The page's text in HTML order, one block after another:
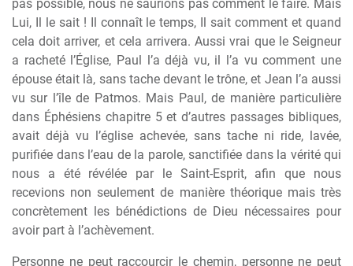
pas possible, nous ne saurions pas comment le faire. Mais
Lui, Il le sait ! Il connaît le temps, Il sait comment et quand
cela doit arriver, et cela arrivera. Aussi vrai que le Seigneur
a racheté l’Église, Paul l’a déjà vu, il l’a vu comment une
épouse était là, sans tache devant le trône, et Jean l’a aussi
vu sur l’île de Patmos. Mais Paul, de manière particulière
dans Éphésiens chapitre 5 et d’autres passages bibliques,
avait déjà vu l’église achevée, sans tache ni ride, lavée,
purifiée dans l’eau de la parole, sanctifiée dans la vérité qui
nous a été révélée par le Saint-Esprit, afin que nous
recevions non seulement de manière théorique mais très
concrètement les bénédictions de Dieu nécessaires pour
avoir part à l’achèvement.
Personne ne peut raccourcir le chemin, personne ne peut